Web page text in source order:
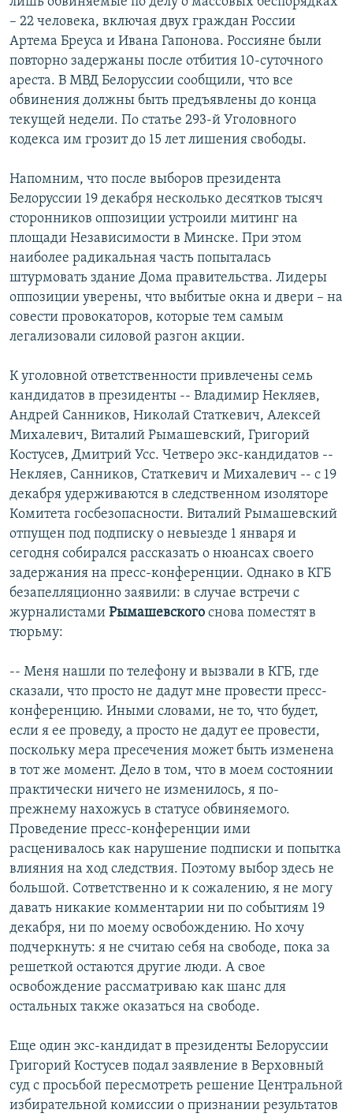
– 22 человека, включая двух граждан России
Артема Бреуса и Ивана Гапонова. Россияне были
повторно задержаны после отбития 10-суточного
ареста. В МВД Белоруссии сообщили, что все
обвинения должны быть предъявлены до конца
текущей недели. По статье 293-й Уголовного
кодекса им грозит до 15 лет лишения свободы.
Напомним, что после выборов президента
Белоруссии 19 декабря несколько десятков тысяч
сторонников оппозиции устроили митинг на
площади Независимости в Минске. При этом
наиболее радикальная часть попыталась
штурмовать здание Дома правительства. Лидеры
оппозиции уверены, что выбитые окна и двери – на
совести провокаторов, которые тем самым
легализовали силовой разгон акции.
К уголовной ответственности привлечены семь
кандидатов в президенты -- Владимир Некляев,
Андрей Санников, Николай Статкевич, Алексей
Михалевич, Виталий Рымашевский, Григорий
Костусев, Дмитрий Усс. Четверо экс-кандидатов --
Некляев, Санников, Статкевич и Михалевич -- с 19
декабря удерживаются в следственном изоляторе
Комитета госбезопасности. Виталий Рымашевский
отпущен под подписку о невыезде 1 января и
сегодня собирался рассказать о нюансах своего
задержания на пресс-конференции. Однако в КГБ
безапелляционно заявили: в случае встречи с
журналистами Рымашевского снова поместят в
тюрьму:
-- Меня нашли по телефону и вызвали в КГБ, где
сказали, что просто не дадут мне провести пресс-
конференцию. Иными словами, не то, что будет,
если я ее проведу, а просто не дадут ее провести,
поскольку мера пресечения может быть изменена
в тот же момент. Дело в том, что в моем состоянии
практически ничего не изменилось, я по-
прежнему нахожусь в статусе обвиняемого.
Проведение пресс-конференции ими
расценивалось как нарушение подписки и попытка
влияния на ход следствия. Поэтому выбор здесь не
большой. Сответственно и к сожалению, я не могу
давать никакие комментарии ни по событиям 19
декабря, ни по моему освобождению. Но хочу
подчеркнуть: я не считаю себя на свободе, пока за
решеткой остаются другие люди. А свое
освобождение рассматриваю как шанс для
остальных также оказаться на свободе.
Еще один экс-кандидат в президенты Белоруссии
Григорий Костусев подал заявление в Верховный
суд с просьбой пересмотреть решение Центральной
избирательной комиссии о признании результатов